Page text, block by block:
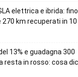
elettrica e ibrida:
km recuperati in 10
13% e guadagna 300
resta in rosso: cosa